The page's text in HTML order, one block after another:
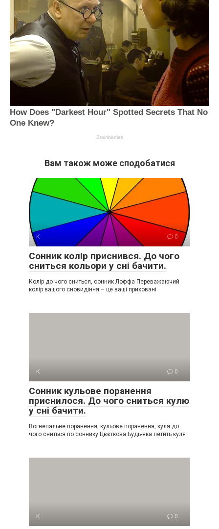
Вам також може сподобатися
К 0
Сонник колір приснився. До чого
сниться кольори у сні бачити.
Колір до чого сниться, сонник Лоффа Переважаючий
колір вашого сновидіння – це ваші приховані
К 0
Сонник кульове поранення
приснилося. До чого сниться кулю
у сні бачити.
Вогнепальне поранення, кульове поранення, куля до
чого сниться по соннику Цвєткова Будь-яка летить куля
К 0